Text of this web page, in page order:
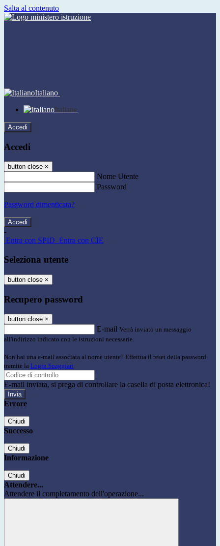
Salta al contenuto
Italiano
Italiano
Accedi
Accedi
button close ×
Nome Utente
Password
Password dimenticata?
-
Entra con SPID Entra con CIE
Seleziona utente
button close ×
Recupero password
button close ×
E-mail Verrà inviato un messaggio
all'indirizzo indicato con le istruzioni necessarie.
Non hai una e-mail associata al nome utente? Effettua il reset della password
tramite la Login Spaggiari
E-mail inviata, si prega di controllare la casella di posta elettronica!
Errore
Chiudi
Successo
Chiudi
Informazione
Chiudi
Attendere...
Attendere il completamento dell'operazione...